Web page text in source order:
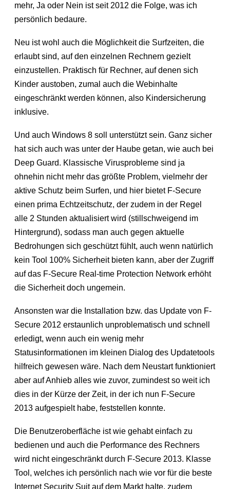
mehr, Ja oder Nein ist seit 2012 die Folge, was ich
persönlich bedaure.
Neu ist wohl auch die Möglichkeit die Surfzeiten, die
erlaubt sind, auf den einzelnen Rechnern gezielt
einzustellen. Praktisch für Rechner, auf denen sich
Kinder austoben, zumal auch die Webinhalte
eingeschränkt werden können, also Kindersicherung
inklusive.
Und auch Windows 8 soll unterstützt sein. Ganz sicher
hat sich auch was unter der Haube getan, wie auch bei
Deep Guard. Klassische Virusprobleme sind ja
ohnehin nicht mehr das größte Problem, vielmehr der
aktive Schutz beim Surfen, und hier bietet F-Secure
einen prima Echtzeitschutz, der zudem in der Regel
alle 2 Stunden aktualisiert wird (stillschweigend im
Hintergrund), sodass man auch gegen aktuelle
Bedrohungen sich geschützt fühlt, auch wenn natürlich
kein Tool 100% Sicherheit bieten kann, aber der Zugriff
auf das F-Secure Real-time Protection Network erhöht
die Sicherheit doch ungemein.
Ansonsten war die Installation bzw. das Update von F-
Secure 2012 erstaunlich unproblematisch und schnell
erledigt, wenn auch ein wenig mehr
Statusinformationen im kleinen Dialog des Updatetools
hilfreich gewesen wäre. Nach dem Neustart funktioniert
aber auf Anhieb alles wie zuvor, zumindest so weit ich
dies in der Kürze der Zeit, in der ich nun F-Secure
2013 aufgespielt habe, feststellen konnte.
Die Benutzeroberfläche ist wie gehabt einfach zu
bedienen und auch die Performance des Rechners
wird nicht eingeschränkt durch F-Secure 2013. Klasse
Tool, welches ich persönlich nach wie vor für die beste
Internet Security Suit auf dem Markt halte, zudem